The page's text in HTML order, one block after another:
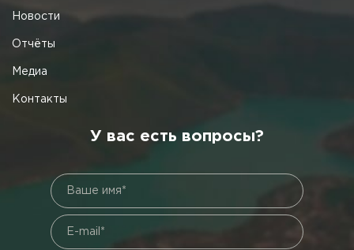
Новости
Отчёты
Медиа
Контакты
У вас есть вопросы?
Ваше имя*
E-mail*